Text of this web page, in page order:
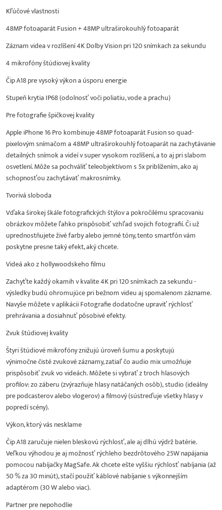
Kľúčové vlastnosti
48MP fotoaparát Fusion + 48MP ultraširokouhlý fotoaparát
Záznam videa v rozlíšení 4K Dolby Vision pri 120 snímkach za sekundu
4 mikrofóny štúdiovej kvality
Čip A18 pre vysoký výkon a úsporu energie
Stupeň krytia IP68 (odolnosť voči poliatiu, vode a prachu)
Pre fotografie špičkovej kvality
Apple iPhone 16 Pro kombinuje 48MP fotoaparát Fusion so quad-
pixelovým snímačom a 48MP ultraširokouhlý fotoaparát na zachytávanie
detailných snímok a videí v super vysokom rozlíšení, a to aj pri slabom
osvetlení. Môže sa pochváliť teleobjektívom s 5x priblížením, ako aj
schopnosťou zachytávať makrosnímky.
Tvorivá sloboda
Vďaka širokej škále fotografických štýlov a pokročilému spracovaniu
obrázkov môžete ľahko prispôsobiť vzhľad svojich fotografií. Či už
uprednostňujete živé farby alebo jemné tóny, tento smartfón vám
poskytne presne taký efekt, aký chcete.
Videá ako z hollywoodskeho filmu
Zachyťte každý okamih v kvalite 4K pri 120 snímkach za sekundu -
výsledky budú ohromujúce pri bežnom videu aj spomalenom zázname.
Navyše môžete v aplikácii Fotografie dodatočne upraviť rýchlosť
prehrávania a dosiahnuť pôsobivé efekty.
Zvuk štúdiovej kvality
Štyri štúdiové mikrofóny znižujú úroveň šumu a poskytujú
výnimočne čisté zvukové záznamy, zatiaľ čo audio mix umožňuje
prispôsobiť zvuk vo videách. Môžete si vybrať z troch hlasových
profilov: zo záberu (zvýrazňuje hlasy natáčaných osôb), studio (ideálny
pre podcasterov alebo vlogerov) a filmový (sústreďuje všetky hlasy v
popredí scény).
Výkon, ktorý vás nesklame
Čip A18 zaručuje nielen bleskovú rýchlosť, ale aj dlhú výdrž batérie.
Veľkou výhodou je aj možnosť rýchleho bezdrôtového 25W napájania
pomocou nabíjačky MagSafe. Ak chcete ešte vyššiu rýchlosť nabíjania (až
50 % za 30 minút), stačí použiť káblové nabíjanie s výkonnejším
adaptérom (30 W alebo viac).
Partner pre nepohodlie